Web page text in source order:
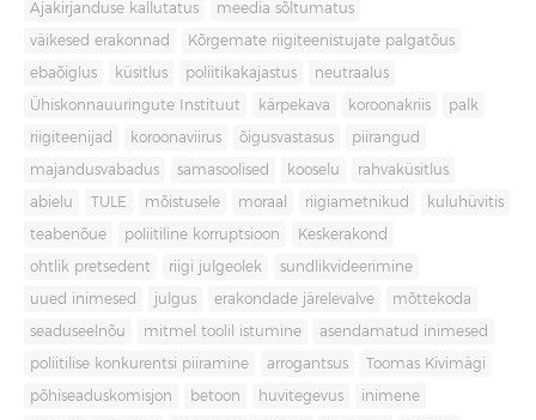
Ajakirjanduse kallutatus meedia sõltumatus
väikesed erakonnad Kõrgemate riigiteenistujate palgatõus
ebaõiglus küsitlus poliitikakajastus neutraalus
Ühiskonnauuringute Instituut kärpekava koroonakriis palk
riigiteenijad koroonaviirus õigusvastasus piirangud
majandusvabadus samasoolised kooselu rahvaküsitlus
abielu TULE mõistusele moraal riigiametnikud kuluhüvitis
teabenõue poliitiline korruptsioon Keskerakond
ohtlik pretsedent riigi julgeolek sundlikvideerimine
uued inimesed julgus erakondade järelevalve mõttekoda
seaduseelnõu mitmel toolil istumine asendamatud inimesed
poliitilise konkurentsi piiramine arrogantsus Toomas Kivimägi
põhiseaduskomisjon betoon huvitegevus inimene